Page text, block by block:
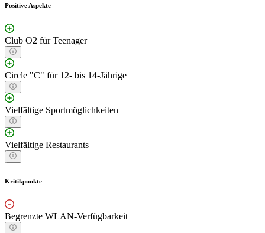
Positive Aspekte
Club O2 für Teenager
Circle "C" für 12- bis 14-Jährige
Vielfältige Sportmöglichkeiten
Vielfältige Restaurants
Kritikpunkte
Begrenzte WLAN-Verfügbarkeit